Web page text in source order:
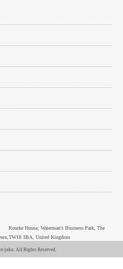
House, Waterman's Business Park, The
3BA, United Kingdom
juku. All Rights Reserved.